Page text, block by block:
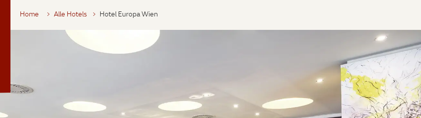
Home Alle Hotels Hotel Europa Wien